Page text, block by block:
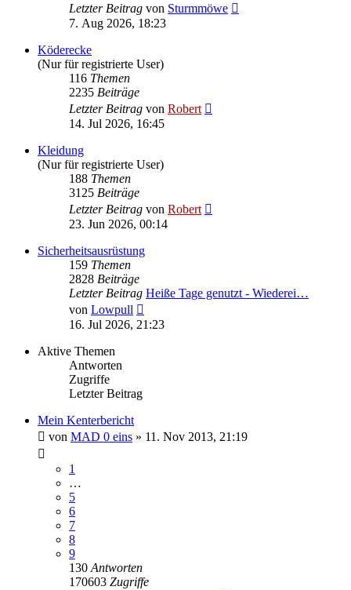
Letzter Beitrag von Sturmmöwe
7. Aug 2026, 18:23
Köderecke
(Nur für registrierte User)
116 Themen
2235 Beiträge
Letzter Beitrag von Robert
14. Jul 2026, 16:45
Kleidung
(Nur für registrierte User)
188 Themen
3125 Beiträge
Letzter Beitrag von Robert
23. Jun 2026, 00:14
Sicherheitsausrüstung
159 Themen
2828 Beiträge
Letzter Beitrag Heiße Tage genutzt - Wiederei…
von Lowpull
Beitrag
16. Jul 2026, 21:23
Aktive Themen
Antworten
Zugriffe
Letzter Beitrag
Mein Kenterbericht
von MAD 0 eins » 11. Nov 2013, 21:19
1
…
5
6
7
8
9
130 Antworten
170603 Zugriffe